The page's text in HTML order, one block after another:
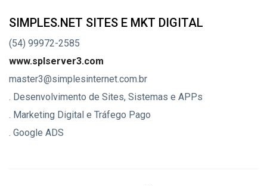
SIMPLES.NET SITES E MKT DIGITAL
(54) 99972-2585
www.splserver3.com
master3@simplesinternet.com.br
. Desenvolvimento de Sites, Sistemas e APPs
. Marketing Digital e Tráfego Pago
. Google ADS